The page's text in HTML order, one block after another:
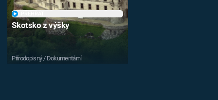
Skotsko z výšky
Přírodopisný / Dokumentární